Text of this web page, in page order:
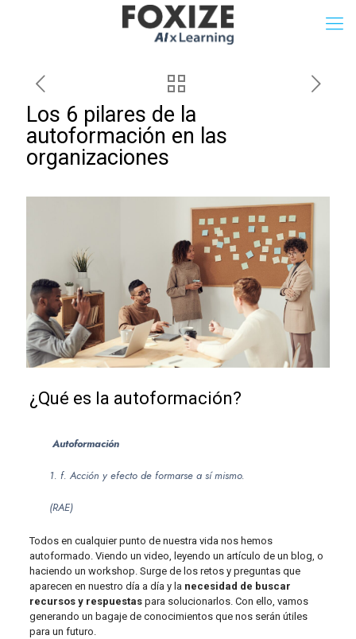
Los 6 pilares de la
autoformación en las
organizaciones
¿Qué es la autoformación?
Autoformación
1. f. Acción y efecto de formarse a sí mismo.
(RAE)
Todos en cualquier punto de nuestra vida nos hemos
autoformado. Viendo un video, leyendo un artículo de un blog, o
haciendo un workshop. Surge de los retos y preguntas que
aparecen en nuestro día a día y la necesidad de buscar
recursos y respuestaspara solucionarlos. Con ello, vamos
generando un bagaje de conocimientos que nos serán útiles
para un futuro.